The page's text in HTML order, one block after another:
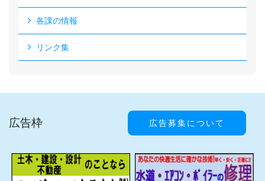
各課の情報
リンク集
広告枠 広告募集について